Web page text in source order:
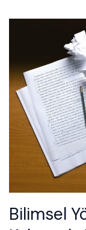
Bilimsel